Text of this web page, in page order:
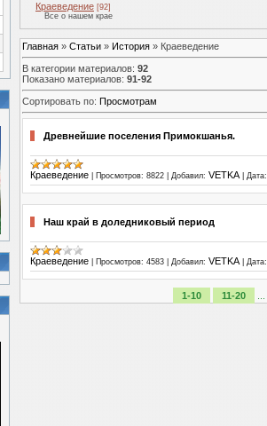
Краеведение [92]
Все о нашем крае
Главная » Статьи » История » Краеведение
В категории материалов: 92
Показано материалов: 91-92
Сортировать по: Просмотрам
Древнейшие поселения Примокшанья.
Краеведение Просмотров: 8822 Добавил: VETKA| Дата:
Наш край в доледниковый период
Краеведение Просмотров: 4583 Добавил: VETKA| Дата:
1-10 11-20